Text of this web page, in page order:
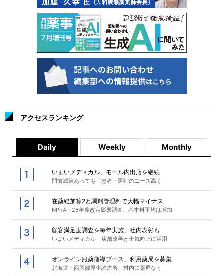
アクセスランキング
Daily Weekly Monthly
いまいメディカル、モール内出店を継続
門前減算あっても「患者・医師のニーズ高く」
在薬総加算2と調剤管理料で大幅マイナス
NPhA・26年度改定影響調査、基本料平均は増加
顧客満足度調査を毎年実施、社内表彰も
いまいメディカル 店舗改善と士気向上に活用
オンライン服薬指導ブース、利用薬局を募集
北海道・西興部厚生診療所、村内に薬局なく